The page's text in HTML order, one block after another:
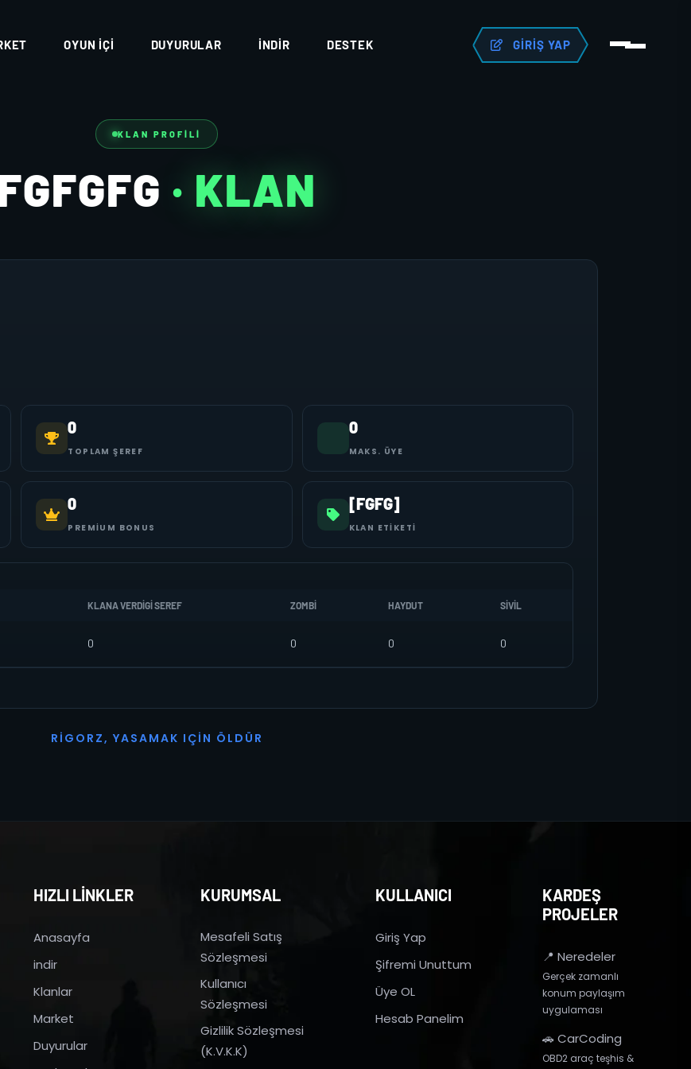
OYUN İÇI DUYURULAR İNDIR DESTEK GIRIŞ YAP
KLAN PROFILI
· KLAN
0
TOPLAM ŞEREF
0
MAKS. ÜYE
0
PREMIUM BONUS
[FGFG]
KLAN ETIKETI
KLANA VERDIGI SEREF ZOMBI HAYDUT SIVIL
0 0 0 0
R I G O R Z, YASAMAK I ÇI N Ö L D Ü R
HIZLI LİNKLER
Anasayfa
indir
Klanlar
Market
Duyurular
KURUMSAL
Mesafeli Satış
Sözleşmesi
Kullanıcı
Sözleşmesi
Gizlilik Sözleşmesi
(K.V.K.K)
KULLANICI
Giriş Yap
Şifremi Unuttum
Üye OL
Hesab Panelim
KARDEŞ
PROJELER
📍 Neredeler
Gerçek zamanlı
konum paylaşım
uygulaması
🚗 CarCoding
OBD2 araç teşhis &